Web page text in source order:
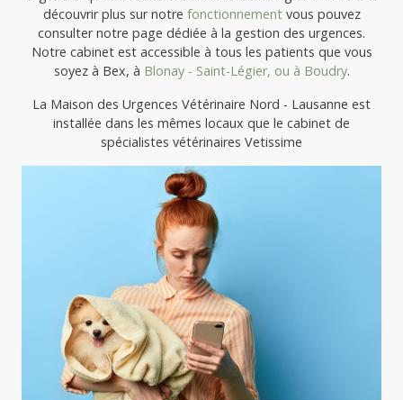
découvrir plus sur notre fonctionnementvous pouvez
consulter notre page dédiée à la gestion des urgences.
Notre cabinet est accessible à tous les patients que vous
soyez à Bex, à Blonay - Saint-Légier, ou à Boudry.
La Maison des Urgences Vétérinaire Nord - Lausanne est
installée dans les mêmes locaux que le cabinet de
spécialistes vétérinaires Vetissime